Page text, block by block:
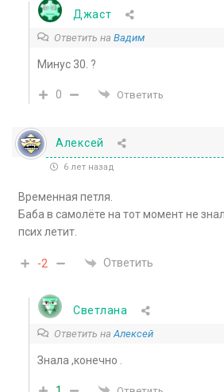
Джаст
Ответить на Вадим
Минус 30. ?
0 Ответить
Алексей
6 лет назад
Временная петля.
Баба в самолёте на тот момент не
псих летит.
-2 Ответить
Светлана
Ответить на Алексей
Знала ,конечно .